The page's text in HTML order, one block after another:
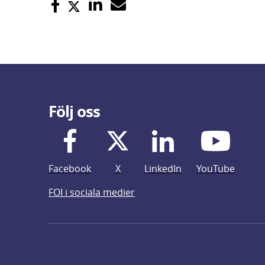
Följ oss
Facebook X LinkedIn
YouTube
FOI i sociala medier